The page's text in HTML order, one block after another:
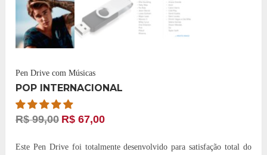
Pen Drive com Músicas
POP INTERNACIONAL
R$99,00 R$ 67,00
Este Pen Drive foi totalmente desenvolvido para satisfação total do